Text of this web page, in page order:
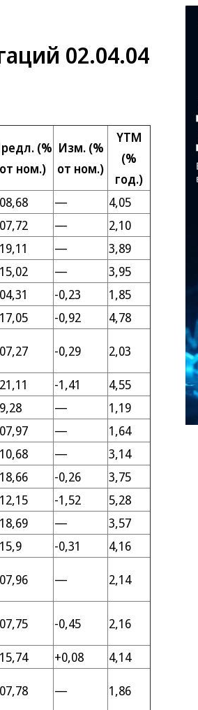
02.04.04
(%
от ном.)
Изм. (%
от ном.)
YTM
(%
год.)
—
4,05
—
2,10
—
3,89
—
3,95
-0,23
1,85
-0,92
4,78
-0,29
2,03
-1,41
4,55
—
1,19
—
1,64
—
3,14
-0,26
3,75
-1,52
5,28
—
3,57
-0,31
4,16
—
2,14
-0,45
2,16
+0,08
4,14
—
1,86